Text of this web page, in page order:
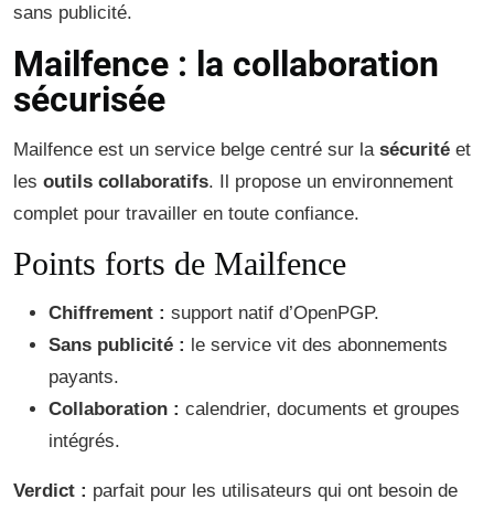
sans publicité.
Mailfence : la collaboration
sécurisée
Mailfence est un service belge centré sur la sécurité et
les outils collaboratifs. Il propose un environnement
complet pour travailler en toute confiance.
Points forts de Mailfence
Chiffrement : support natif d’OpenPGP.
Sans publicité : le service vit des abonnements
payants.
Collaboration : calendrier, documents et groupes
intégrés.
Verdict : parfait pour les utilisateurs qui ont besoin de